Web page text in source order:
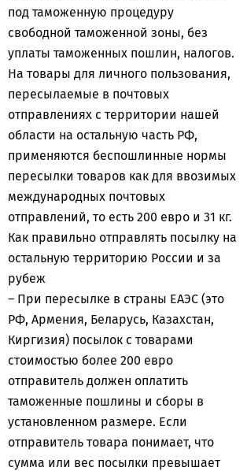
под таможенную процедуру
свободной таможенной зоны, без
уплаты таможенных пошлин, налогов.
На товары для личного пользования,
пересылаемые в почтовых
отправлениях с территории нашей
области на остальную часть РФ,
применяются беспошлинные нормы
пересылки товаров как для ввозимых
международных почтовых
отправлений, то есть 200 евро и 31 кг.
Как правильно отправлять посылку на
остальную территорию России и за
рубеж
– При пересылке в страны ЕАЭС (это
РФ, Армения, Беларусь, Казахстан,
Киргизия) посылок с товарами
стоимостью более 200 евро
отправитель должен оплатить
таможенные пошлины и сборы в
установленном размере. Если
отправитель товара понимает, что
сумма или вес посылки превышает